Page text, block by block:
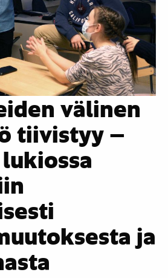
välinen
tiivistyy –
ja